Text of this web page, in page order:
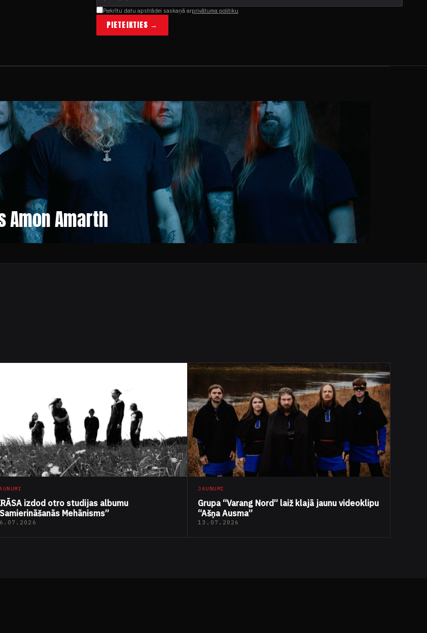
Piekrītu datu apstrādei saskaņā arprivātuma politiku
PIETEIKTIES →
Amarth
izdod otro studijas albumu
Mehānisms”
JAUNUMI
Grupa “Varang Nord” laiž klajā jaunu videoklipu
“Ašņa Ausma”
13.07.2026